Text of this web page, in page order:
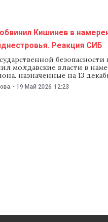
Кишинев в
Реакция СИБ
молдавские власти в
назначенные на 13
мая в интервью
усиления давления
- 19 Май 2026 12:23